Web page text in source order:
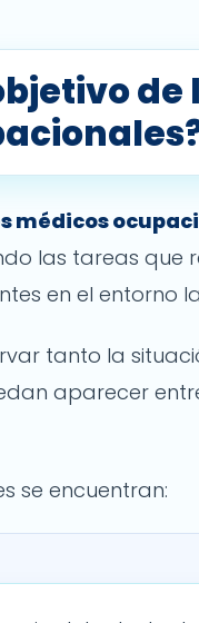
médicos
las tareas que
en el entorno
tanto la
aparecer
se encuentran: